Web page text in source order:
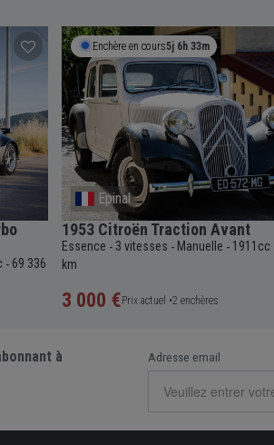
- 69 336
Enchère en cours5j 6h 33m
Epinal
1953 Citroën Traction Avant
Essence - 3 vitesses - Manuelle - 1911cc
km
3 000 €Prix actuel •2 enchères
à
Adresse email